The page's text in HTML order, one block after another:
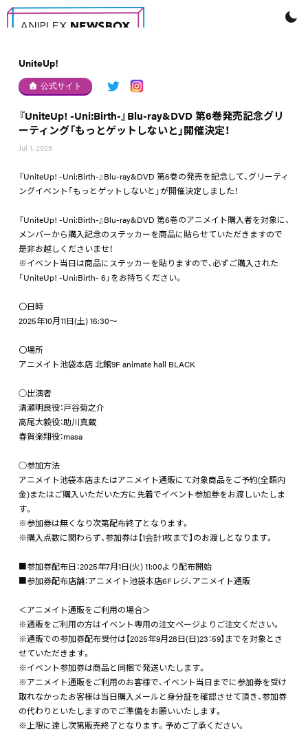
UniteUp!
公式サイト
『UniteUp! -Uni:Birth-』Blu-ray&DVD 第6巻発売記念グリ
ーティング「もっとゲットしないと」開催決定！
Jul 1, 2025
『UniteUp! -Uni:Birth-』Blu-ray&DVD 第6巻の発売を記念して、グリーティ
ングイベント「もっとゲットしないと」が開催決定しました！
『UniteUp! -Uni:Birth-』Blu-ray&DVD 第6巻のアニメイト購入者を対象に、
メンバーから購入記念のステッカーを商品に貼らせていただきますので
是非お越しくださいませ！
※イベント当日は商品にステッカーを貼りますので、必ずご購入された
「UniteUp! -Uni:Birth- 6」をお持ちください。
〇日時
2025年10月11日(土) 16:30～
〇場所
アニメイト池袋本店 北館9F animate hall BLACK
○出演者
清瀬明良役：戸谷菊之介
高尾大毅役：助川真蔵
春賀楽翔役：masa
○参加方法
アニメイト池袋本店またはアニメイト通販にて対象商品をご予約(全額内
金)またはご購入いただいた方に先着でイベント参加券をお渡しいたしま
す。
※参加券は無くなり次第配布終了となります。
※購入点数に関わらず、参加券は【1会計1枚まで】のお渡しとなります。
■参加券配布日：2025年7月1日(火) 11:00より配布開始
■参加券配布店舗：アニメイト池袋本店6Fレジ、アニメイト通販
＜アニメイト通販をご利用の場合＞
※通販をご利用の方はイベント専用の注文ページよりご注文ください。
※通販での参加券配布受付は【2025年9月28日(日)23：59】までを対象とさ
せていただきます。
※イベント参加券は商品と同梱で発送いたします。
※アニメイト通販をご利用のお客様で、イベント当日までに参加券を受け
取れなかったお客様は当日購入メールと身分証を確認させて頂き、参加券
の代わりといたしますのでご準備をお願いいたします。
※上限に達し次第販売終了となります。予めご了承ください。